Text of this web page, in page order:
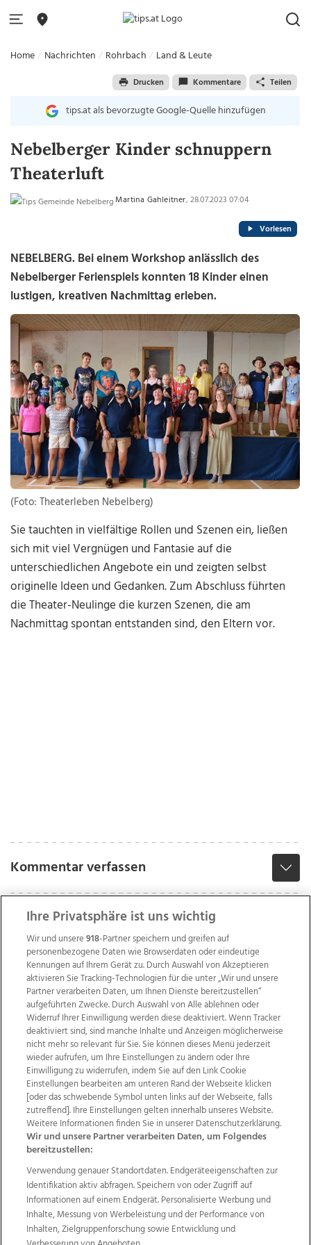
Home Nachrichten Rohrbach Land & Leute
Drucken Kommentare Teilen
tips.at als bevorzugte Google-Quelle hinzufügen
Nebelberger Kinder schnuppern
Theaterluft
Martina Gahleitner, 28.07.2023 07:04
Vorlesen
NEBELBERG. Bei einem Workshop anlässlich des
Nebelberger Ferienspiels konnten 18 Kinder einen
lustigen, kreativen Nachmittag erleben.
(Foto: Theaterleben Nebelberg)
Sie tauchten in vielfältige Rollen und Szenen ein, ließen
sich mit viel Vergnügen und Fantasie auf die
unterschiedlichen Angebote ein und zeigten selbst
originelle Ideen und Gedanken. Zum Abschluss führten
die Theater-Neulinge die kurzen Szenen, die am
Nachmittag spontan entstanden sind, den Eltern vor.
Kommentar verfassen
Wir über uns Mediadaten Kontakt
Jobs
Datenschutz
Impressum
AGB Anzeigekunden
AGB Website
Ehrenkodex Politische Werbung
Weitere Angebote des Medienhauses Wimmer
TV1 di-mog-i.at OÖNow
Ischler Woche
Life Radio
OÖNachrichten
OÖN Immobilien
OÖN Karriere
OÖN Reise
Promenaden Galerien
Regionaljobs
wasistlos.at wirtrauern.at
Ihre Privatsphäre ist uns wichtig
Wir und unsere918-Partner speichern und greifen auf
personenbezogene Daten wie Browserdaten oder eindeutige
Kennungen auf Ihrem Gerät zu. Durch Auswahl von Akzeptieren
aktivieren Sie Tracking-Technologien für die unter „Wir und unsere
Partner verarbeiten Daten, um Ihnen Dienste bereitzustellen“
aufgeführten Zwecke. Durch Auswahl von Alle ablehnen oder
Widerruf Ihrer Einwilligung werden diese deaktiviert. Wenn Tracker
deaktiviert sind, sind manche Inhalte und Anzeigen möglicherweise
nicht mehr so relevant für Sie. Sie können dieses Menü jederzeit
wieder aufrufen, um Ihre Einstellungen zu ändern oder Ihre
Einwilligung zu widerrufen, indem Sie auf den Link Cookie
Einstellungen bearbeiten am unteren Rand der Webseite klicken
[oder das schwebende Symbol unten links auf der Webseite, falls
zutreffend]. Ihre Einstellungen gelten innerhalb unseres Website.
Weitere Informationen finden Sie in unserer Datenschutzerklärung.
Wir und unsere Partner verarbeiten Daten, um Folgendes
bereitzustellen:
Verwendung genauer Standortdaten. Endgeräteeigenschaften zur
Identifikation aktiv abfragen. Speichern von oder Zugriff auf
Informationen auf einem Endgerät. Personalisierte Werbung und
Inhalte, Messung von Werbeleistung und der Performance von
Inhalten, Zielgruppenforschung sowie Entwicklung und